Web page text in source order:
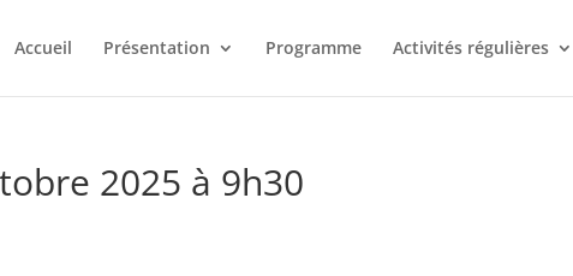
Accueil Présentation Programme Activités régulières
2025 à 9h30